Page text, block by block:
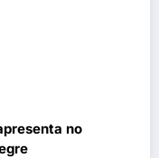
no